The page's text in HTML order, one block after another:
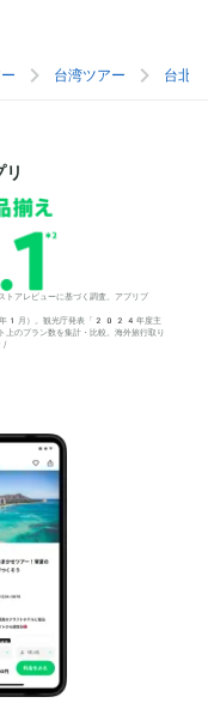
台湾ツアー 台北
アレビューに基づく調査。アプリブ
年1月）。観光庁発表「2024年度主
のプラン数を集計・比較。海外旅行取り